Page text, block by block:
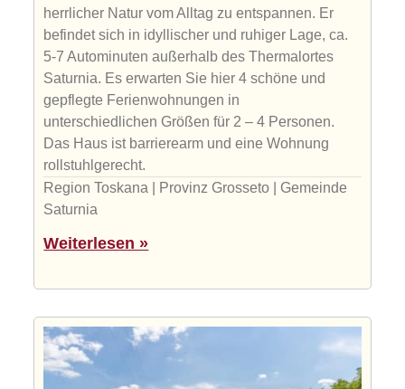
herrlicher Natur vom Alltag zu entspannen. Er
befindet sich in idyllischer und ruhiger Lage, ca.
5-7 Autominuten außerhalb des Thermalortes
Saturnia. Es erwarten Sie hier 4 schöne und
gepflegte Ferienwohnungen in
unterschiedlichen Größen für 2 – 4 Personen.
Das Haus ist barrierearm und eine Wohnung
rollstuhlgerecht.
Region Toskana | Provinz Grosseto | Gemeinde
Saturnia
Weiterlesen »